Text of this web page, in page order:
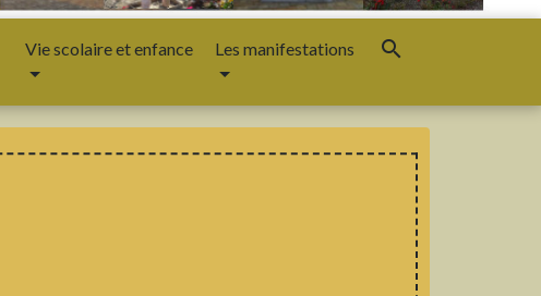
Vie scolaire et enfance Les manifestations search